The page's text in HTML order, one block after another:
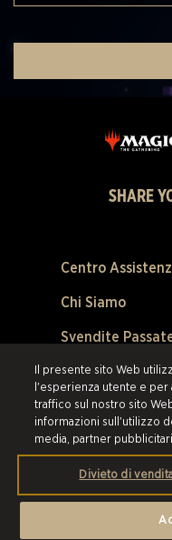
SHARE
Centro
Chi Siamo
Svendite
Preferenze
©2026 ESW France SAS.
proprietà dei loro rispettivi
France SAS è il rivenditore
servizi
Il presente sito Web
l'esperienza utente e per
traffico sul nostro sito
informazioni sull'utilizzo
media, partner
Divieto di